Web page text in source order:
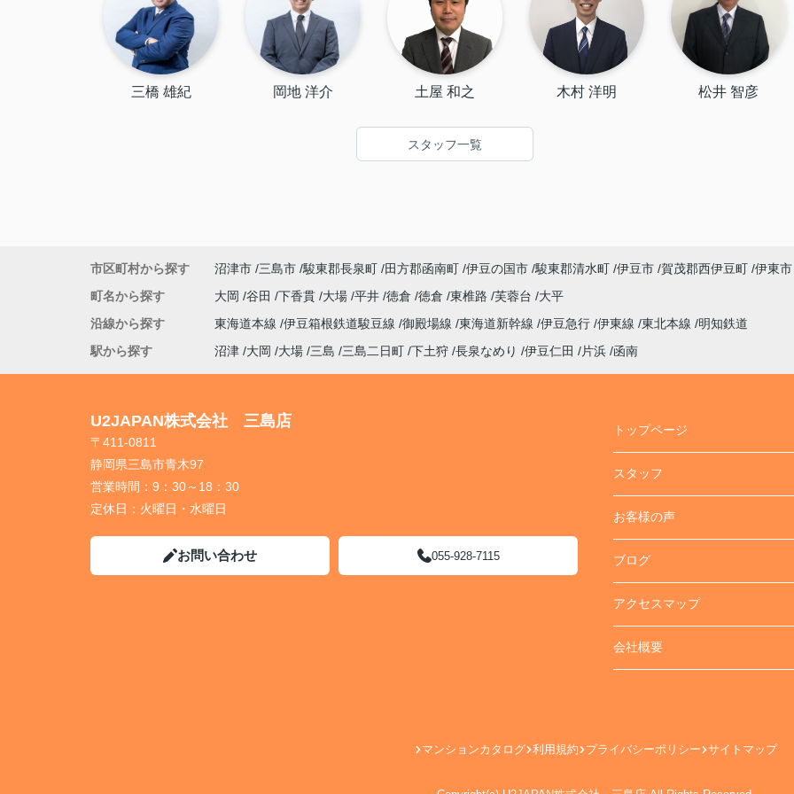
三橋 雄紀 岡地 洋介 土屋 和之 木村 洋明 松井 智彦
スタッフ一覧
市区町村から探す 沼津市 三島市 駿東郡長泉町 田方郡函南町 伊豆の国市 駿東郡清水町 伊豆市 賀茂郡西伊豆町 伊東市
町名から探す
大岡 谷田 下香貫 大場 平井 徳倉 徳倉 東椎路 芙蓉台
大平
沿線から探す
東海道本線 伊豆箱根鉄道駿豆線 御殿場線 東海道新幹線 伊豆急行 伊東線 東北本線
明知鉄道
駅から探す
沼津 大岡 大場 三島 三島二日町 下土狩 長泉なめり 伊豆仁田 片浜 函南
U2JAPAN株式会社 三島店
〒411-0811
静岡県三島市青木97
営業時間： 9：30～18：30
定休日： 火曜日・水曜日
お問い合わせ 055-928-7115
トップページ
スタッフ
お客様の声
ブログ
アクセスマップ
会社概要
マンションカタログ 利用規約 プライバシーポリシー サイトマップ